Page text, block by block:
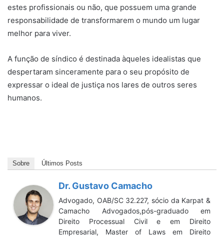
estes profissionais ou não, que possuem uma grande
responsabilidade de transformarem o mundo um lugar
melhor para viver.
A função de síndico é destinada àqueles idealistas que
despertaram sinceramente para o seu propósito de
expressar o ideal de justiça nos lares de outros seres
humanos.
Sobre Últimos Posts
Dr. Gustavo Camacho
Advogado, OAB/SC 32.227, sócio da Karpat &
Camacho Advogados,pós-graduado em
Direito Processual Civil e em Direito
Empresarial, Master of Laws em Direito